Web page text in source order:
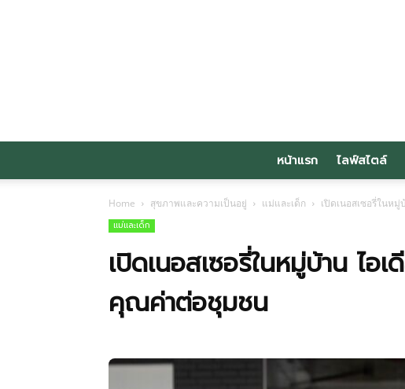
หน้าแรก ไลฟ์สไตล์
Home สุขภาพและความเป็นอยู่ แม่และเด็ก เปิดเนอสเซอรี่ในห
แม่และเด็ก
เปิดเนอสเซอรี่ในหมู่บ้าน ไอ
คุณค่าต่อชุมชน